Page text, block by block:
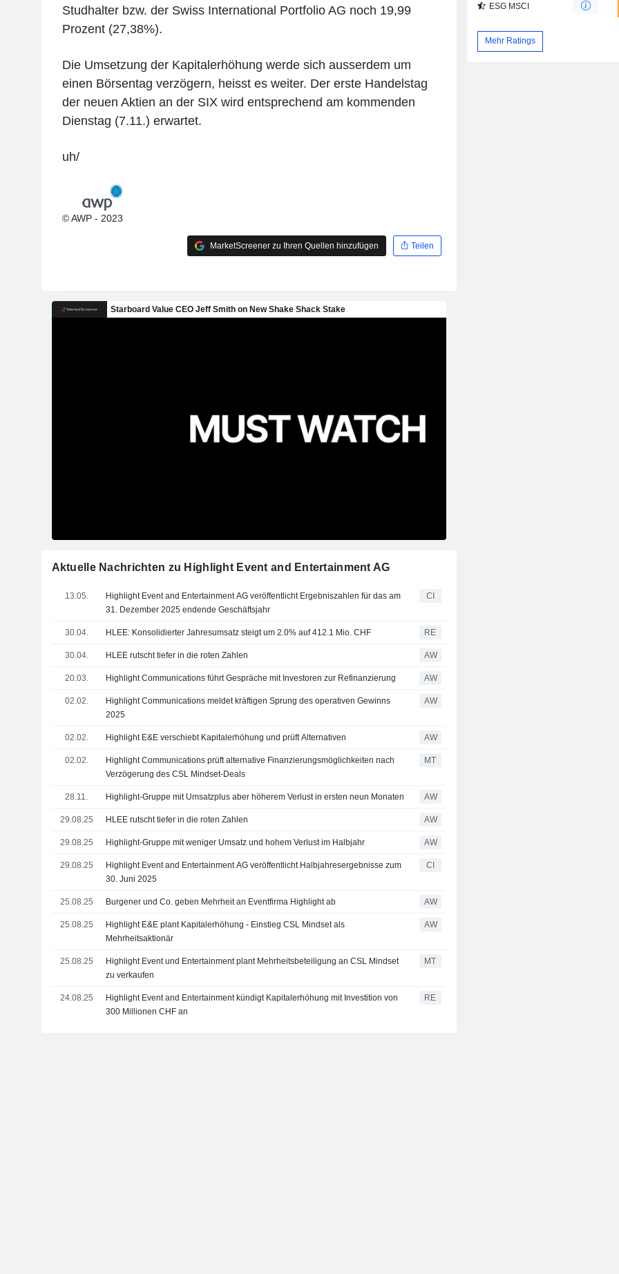
Studhalter bzw. der Swiss International Portfolio AG noch 19,99
Prozent (27,38%).
Die Umsetzung der Kapitalerhöhung werde sich ausserdem um
einen Börsentag verzögern, heisst es weiter. Der erste Handelstag
der neuen Aktien an der SIX wird entsprechend am kommenden
Dienstag (7.11.) erwartet.
uh/
© AWP - 2023
MarketScreener zu Ihren Quellen hinzufügen Teilen
Aktuelle Nachrichten zu Highlight Event and Entertainment AG
13.05.
Highlight Event and Entertainment AG veröffentlicht Ergebniszahlen für das am
31. Dezember 2025 endende Geschäftsjahr
CI
30.04. HLEE: Konsolidierter Jahresumsatz steigt um 2.0% auf 412.1 Mio. CHF RE
30.04. HLEE rutscht tiefer in die roten Zahlen AW
20.03. Highlight Communications führt Gespräche mit Investoren zur Refinanzierung AW
02.02.
Highlight Communications meldet kräftigen Sprung des operativen Gewinns
2025
AW
02.02. Highlight E&E verschiebt Kapitalerhöhung und prüft Alternativen AW
02.02.
Highlight Communications prüft alternative Finanzierungsmöglichkeiten nach
Verzögerung des CSL Mindset-Deals
MT
28.11. Highlight-Gruppe mit Umsatzplus aber höherem Verlust in ersten neun Monaten AW
29.08.25 HLEE rutscht tiefer in die roten Zahlen AW
29.08.25 Highlight-Gruppe mit weniger Umsatz und hohem Verlust im Halbjahr AW
29.08.25
Highlight Event and Entertainment AG veröffentlicht Halbjahresergebnisse zum
30. Juni 2025
CI
25.08.25 Burgener und Co. geben Mehrheit an Eventfirma Highlight ab AW
25.08.25
Highlight E&E plant Kapitalerhöhung - Einstieg CSL Mindset als
Mehrheitsaktionär
AW
25.08.25
Highlight Event und Entertainment plant Mehrheitsbeteiligung an CSL Mindset
zu verkaufen
MT
24.08.25
Highlight Event and Entertainment kündigt Kapitalerhöhung mit Investition von
300 Millionen CHF an
RE
ESG MSCI
Mehr Ratings